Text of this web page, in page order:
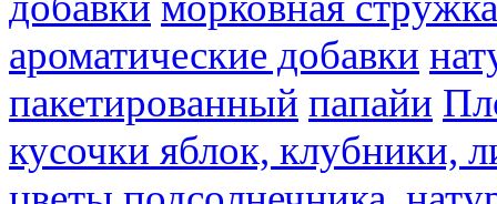
ароматические добавки
пакетированный папайи
кусочки яблок, клубники,